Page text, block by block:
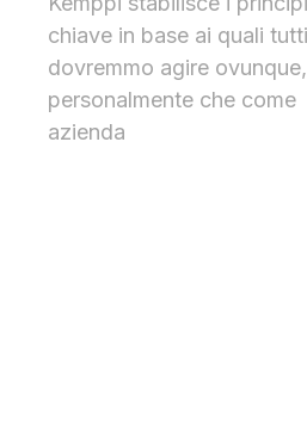
chiave in base ai quali tutti
dovremmo agire
personalmente che come
azienda